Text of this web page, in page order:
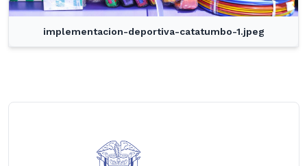
implementacion-deportiva-catatumbo-1.jpeg